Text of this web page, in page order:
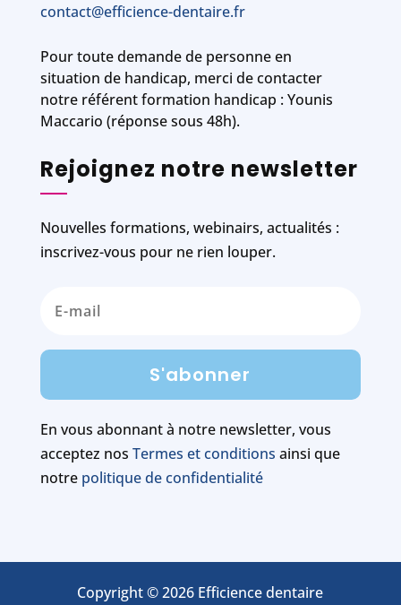
contact@efficience-dentaire.fr
Pour toute demande de personne en
situation de handicap, merci de contacter
notre référent formation handicap : Younis
Maccario (réponse sous 48h).
Rejoignez notre newsletter
Nouvelles formations, webinairs, actualités :
inscrivez-vous pour ne rien louper.
S'abonner
En vous abonnant à notre newsletter, vous
acceptez nos Termes et conditions ainsi que
notre politique de confidentialité
Copyright © 2026 Efficience dentaire